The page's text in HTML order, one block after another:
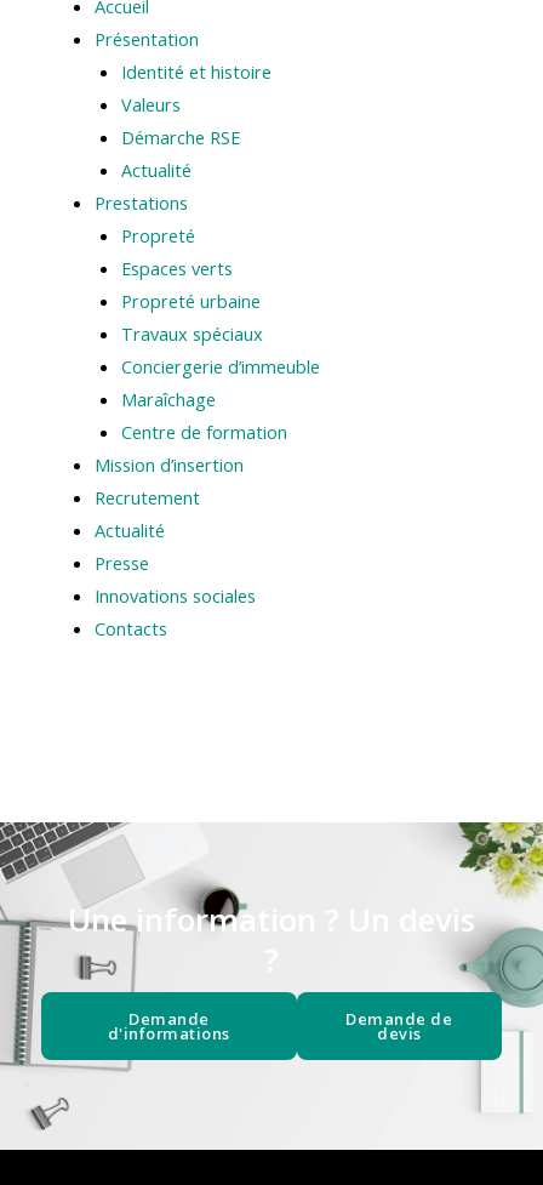
Accueil
Présentation
Identité et histoire
Valeurs
Démarche RSE
Actualité
Prestations
Propreté
Espaces verts
Propreté urbaine
Travaux spéciaux
Conciergerie d’immeuble
Maraîchage
Centre de formation
Mission d’insertion
Recrutement
Actualité
Presse
Innovations sociales
Contacts
Une information ? Un devis
Demande
d'informations
Demande de
devis